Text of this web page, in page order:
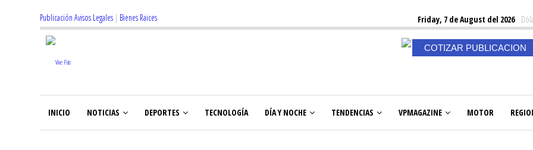
Publicación Avisos Legales | Bienes Raices Friday, 7 de August del 2026
COTIZAR PUBLICACION
INICIO NOTICIAS DEPORTES TECNOLOGÍA DÍA Y NOCHE TENDENCIAS VPMAGAZINE MOTOR